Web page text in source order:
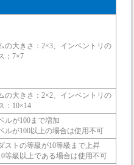
の大きさ：2×3、インベントリの
：7×7
の大きさ：2×2、インベントリの
：10×14
ルが100まで増加
ルが100以上の場合は使用不可
ストの等級が10等級まで上昇
等級以上である場合は使用不可